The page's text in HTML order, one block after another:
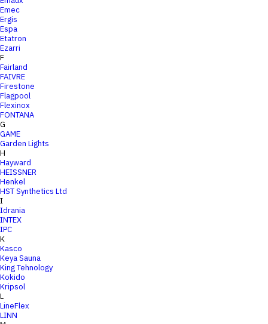
Emec
Ergis
Espa
Etatron
Ezarri
F
Fairland
FAIVRE
Firestone
Flagpool
Flexinox
FONTANA
G
GAME
Garden Lights
H
Hayward
HEISSNER
Henkel
HST Synthetics Ltd
I
Idrania
INTEX
IPC
K
Kasco
Keya Sauna
King Tehnology
Kokido
Kripsol
L
LineFlex
LINN